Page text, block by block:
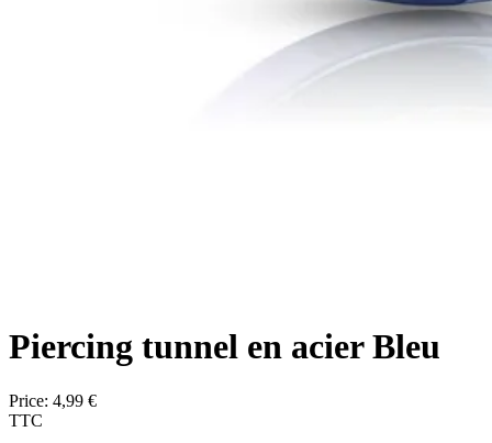
Piercing tunnel en acier Bleu
Price: 4,99 €
TTC